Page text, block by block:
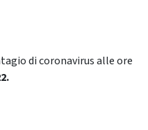
di coronavirus alle ore